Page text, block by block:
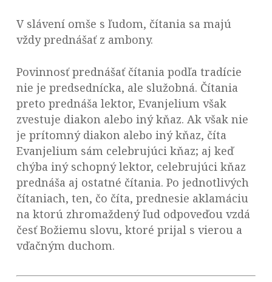
V slávení omše s ľudom, čítania sa majú
vždy prednášať z ambony.
Povinnosť prednášať čítania podľa tradície
nie je predsednícka, ale služobná. Čítania
preto prednáša lektor, Evanjelium však
zvestuje diakon alebo iný kňaz. Ak však nie
je prítomný diakon alebo iný kňaz, číta
Evanjelium sám celebrujúci kňaz; aj keď
chýba iný schopný lektor, celebrujúci kňaz
prednáša aj ostatné čítania. Po jednotlivých
čítaniach, ten, čo číta, prednesie aklamáciu
na ktorú zhromaždený ľud odpoveďou vzdá
česť Božiemu slovu, ktoré prijal s vierou a
vďačným duchom.